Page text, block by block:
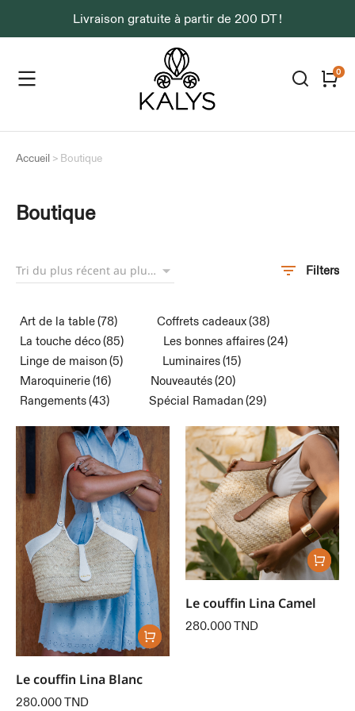
Livraison gratuite à partir de 200 DT !
Accueil > Boutique
Boutique
Filters
Art de la table(78) Coffrets cadeaux(38)
La touche déco(85) Les bonnes affaires(24)
Linge de maison(5) Luminaires(15)
Maroquinerie(16) Nouveautés(20)
Rangements(43) Spécial Ramadan(29)
Le couffin Lina Blanc
280.000TND
Le couffin Lina Camel
280.000TND